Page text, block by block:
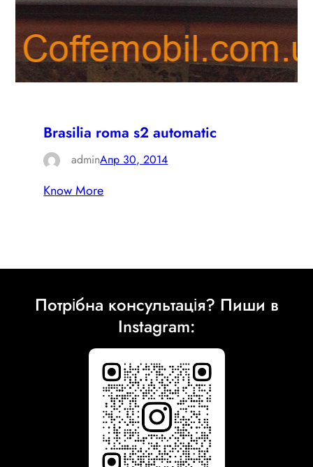
Brasilia roma s2 automatic
adminАпр 30, 2014
Know More
Потрібна консультація? Пиши в
Instagram: